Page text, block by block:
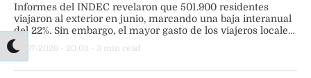
Informes del INDEC revelaron que 501.900 residentes
viajaron al exterior en junio, marcando una baja interanual
del 22%. Sin embargo, el mayor gasto de los viajeros locales
sostuvo un déficit trimestral de 751,9 millones de dólares.
27/07/2026 - 20:03 - 3 min read